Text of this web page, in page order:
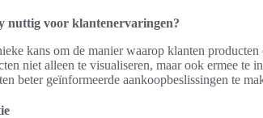
nuttig voor klantenervaringen?
kans om de manier waarop klanten
niet alleen te visualiseren, maar ook ermee te
beter geïnformeerde aankoopbeslissingen te